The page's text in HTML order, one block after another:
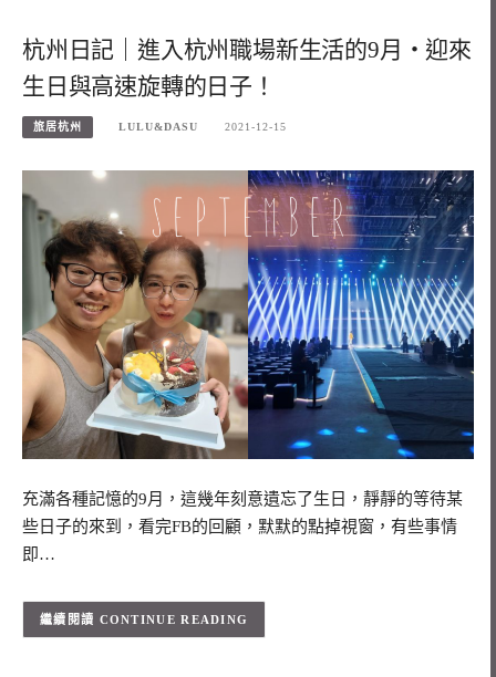
杭州日記｜進入杭州職場新生活的9月・迎來
生日與高速旋轉的日子！
旅居杭州 LULU&DASU 2021-12-15
充滿各種記憶的9月，這幾年刻意遺忘了生日，靜靜的等待某
些日子的來到，看完FB的回顧，默默的點掉視窗，有些事情
即…
CONTINUE READING